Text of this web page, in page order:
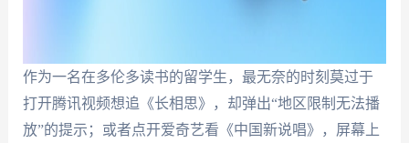
作为一名在多伦多读书的留学生，最无奈的时刻莫过于
打开腾讯视频想追《长相思》，却弹出“地区限制无法播
放”的提示；或者点开爱奇艺看《中国新说唱》，屏幕上